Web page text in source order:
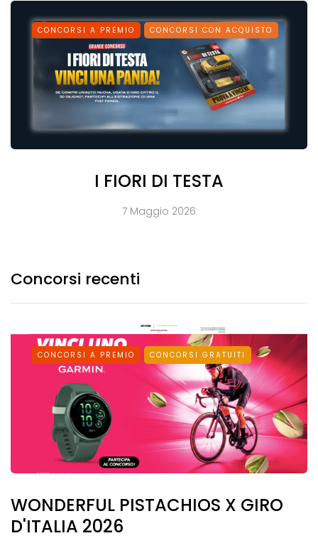
CONCORSI A PREMIO CONCORSI CON ACQUISTO
I FIORI DI TESTA
7 Maggio 2026
Concorsi recenti
CONCORSI A PREMIO CONCORSI GRATUITI
WONDERFUL PISTACHIOS X GIRO
D'ITALIA 2026